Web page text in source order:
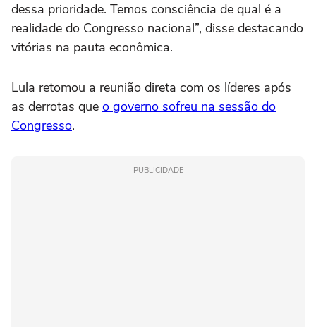
dessa prioridade. Temos consciência de qual é a
realidade do Congresso nacional”, disse destacando
vitórias na pauta econômica.
Lula retomou a reunião direta com os líderes após
as derrotas que o governo sofreu na sessão do
Congresso.
PUBLICIDADE